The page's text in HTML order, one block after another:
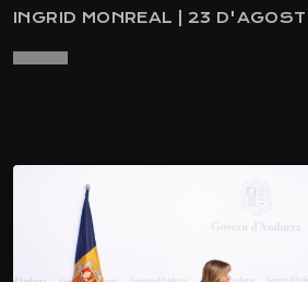
INGRID MONREAL | 23